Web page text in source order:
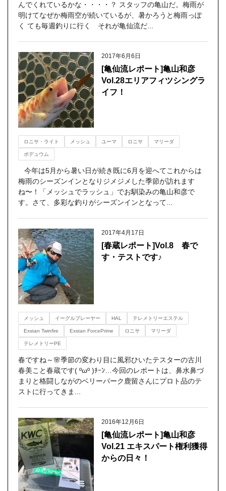
んでくれているかな・・・・？ スタッフの亀山だ。梅雨が
明けてなぜか梅雨空が続いているが、暑かろうと梅雨っぽ
く ても毎週釣りに行く それが亀仙流だ...
2017年6月6日
[亀仙流レポート]亀山和彦
Vol.28エリアフィツシングラ
イフ！
ロニサ・ライト メッシュ ユーマ ロニサ マリーダ
ポデュウム
今年は5月から暑い日が続き既に6月を迎へてこれからは
梅雨のシーズンインとなりジメジメした季節が訪れます
ね〜！「メッシュでラッシュ」でお馴染みの亀山和彦で
す。さて、多彩な釣りがシーズンインとなって...
2017年4月17日
[春蔵レポート]Vol.8 春で
す・テストです♪
メッシュ イーグルプレーヤー HAL テレメトリーエステル
Exstan Twinfire Exstan ForcePrime ロニサ マリーダ
テレメトリーPE
春ですね～🌸季節の変わり目に風邪ひいたテスターの古川
春美こと春蔵です( ºωº )ﾁｰﾝ…今回のレポートは、鼻水鼻づ
まりと格闘しながのベリーパーク鹿留さんにプロト品のテ
ストに行ってきま...
2016年12月6日
[亀仙流レポート]亀山和彦
Vol.21 エキスパート権利獲得
からの日々！